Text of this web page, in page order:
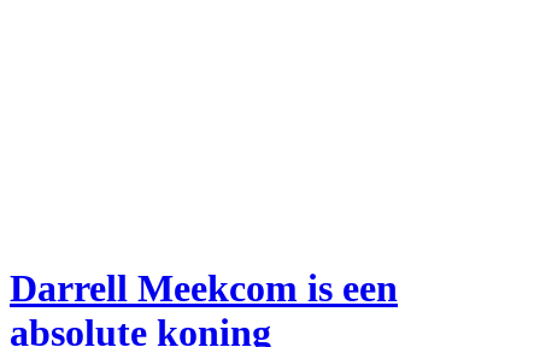
Darrell Meekcom is een
absolute koning